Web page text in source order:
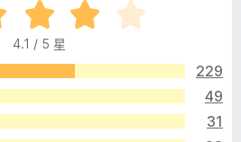
览
器
附
加
件
4.1 / 5 星
229
49
31